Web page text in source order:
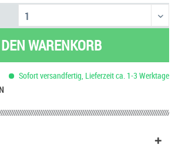
30) SC - 100 ml
53,90 €
ml UltraBio
6,50 €
29,90 €
WARENKORB
Sofort versandfertig, Lieferzeit ca. 1-3 Werktage